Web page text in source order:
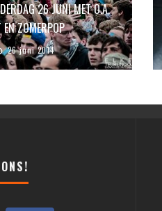
26 JUNI MET O.A.
EN ZOMERPOP
26 juni 2014